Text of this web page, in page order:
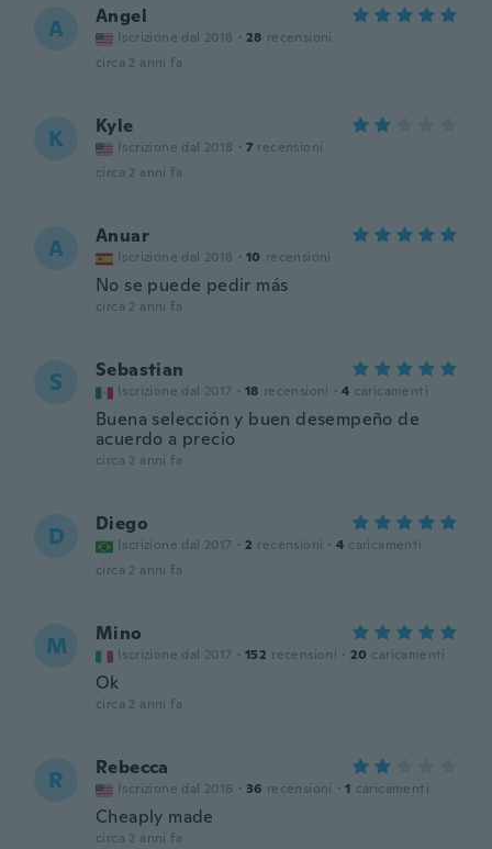
A Angel
Iscrizione dal 2018 · 28 recensioni
circa 2 anni fa
K Kyle
Iscrizione dal 2018 · 7 recensioni
circa 2 anni fa
A Anuar
Iscrizione dal 2018 · 10 recensioni
No se puede pedir más
circa 2 anni fa
S Sebastian
Iscrizione dal 2017 · 18 recensioni · 4 caricamenti
Buena selección y buen desempeño de
acuerdo a precio
circa 2 anni fa
D Diego
Iscrizione dal 2017 · 2 recensioni · 4 caricamenti
circa 2 anni fa
M Mino
Iscrizione dal 2017 · 152 recensioni · 20 caricamenti
Ok
circa 2 anni fa
R Rebecca
Iscrizione dal 2016 · 36 recensioni · 1 caricamenti
Cheaply made
circa 2 anni fa